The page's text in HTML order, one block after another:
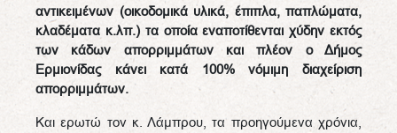
αντικειμένων (οικοδομικά υλικά, έπιπλα, παπλώματα,
κλαδέματα κ.λπ.) τα οποία εναποτίθενται χύδην εκτός
των κάδων απορριμμάτων και πλέον ο Δήμος
Ερμιονίδας κάνει κατά 100% νόμιμη διαχείριση
απορριμμάτων.
Και ερωτώ τον κ. Λάμπρου, τα προηγούμενα χρόνια,